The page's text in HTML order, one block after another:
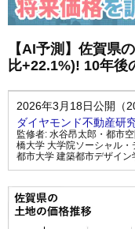
【AI予測】佐賀県
比+22.1%)! 10年後
2026年3月18日公開（
ダイヤモンド不動産研
監修者: 水谷昂太郎・都市
橋大学 大学院ソーシャル
都市大学 建築都市デザイ